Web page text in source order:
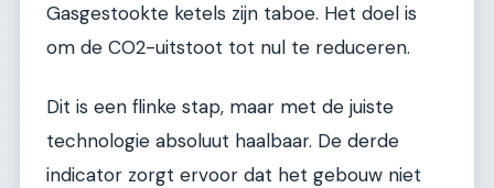
Gasgestookte ketels zijn taboe. Het doel is
om de CO2-uitstoot tot nul te reduceren.
Dit is een flinke stap, maar met de juiste
technologie absoluut haalbaar. De derde
indicator zorgt ervoor dat het gebouw niet